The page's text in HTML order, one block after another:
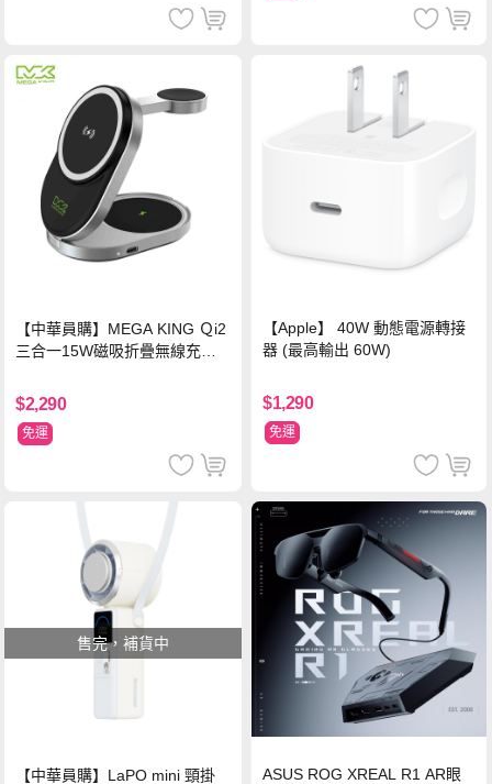
【中華員購】MEGA KING Ｑi2
三合一15W磁吸折疊無線充電
$2,290
免運
【Apple】 40W 動態電源轉接
器 (最高輸出 60W)
$1,290
免運
售完，補貨中
【中華員購】LaPO mini 頸掛
ASUS ROG XREAL R1 AR眼